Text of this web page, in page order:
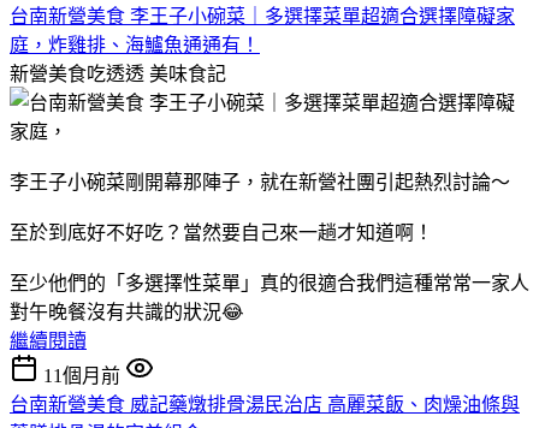
台南新營美食 李王子小碗菜｜多選擇菜單超適合選擇障礙家
庭，炸雞排、海鱸魚通通有！
新營美食吃透透 美味食記
李王子小碗菜剛開幕那陣子，就在新營社團引起熱烈討論～
至於到底好不好吃？當然要自己來一趟才知道啊！
至少他們的「多選擇性菜單」真的很適合我們這種常常一家人
對午晚餐沒有共識的狀況😂
繼續閱讀
11個月前
台南新營美食 威記藥燉排骨湯民治店 高麗菜飯、肉燥油條與